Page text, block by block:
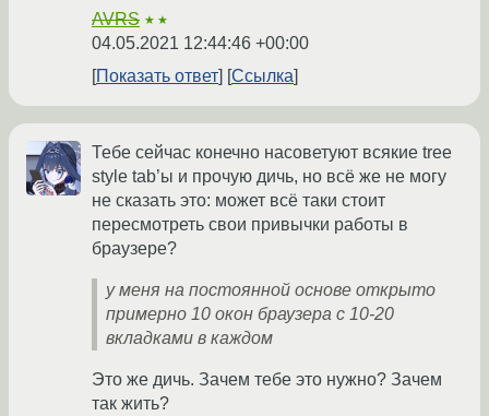
AVRS ★★
04.05.2021 12:44:46 +00:00
Показать ответ
Ссылка
Тебе сейчас конечно насоветуют всякие tree
style tab’ы и прочую дичь, но всё же не могу
не сказать это: может всё таки стоит
пересмотреть свои привычки работы в
браузере?
у меня на постоянной основе открыто
примерно 10 окон браузера с 10-20
вкладками в каждом
Это же дичь. Зачем тебе это нужно? Зачем
так жить?